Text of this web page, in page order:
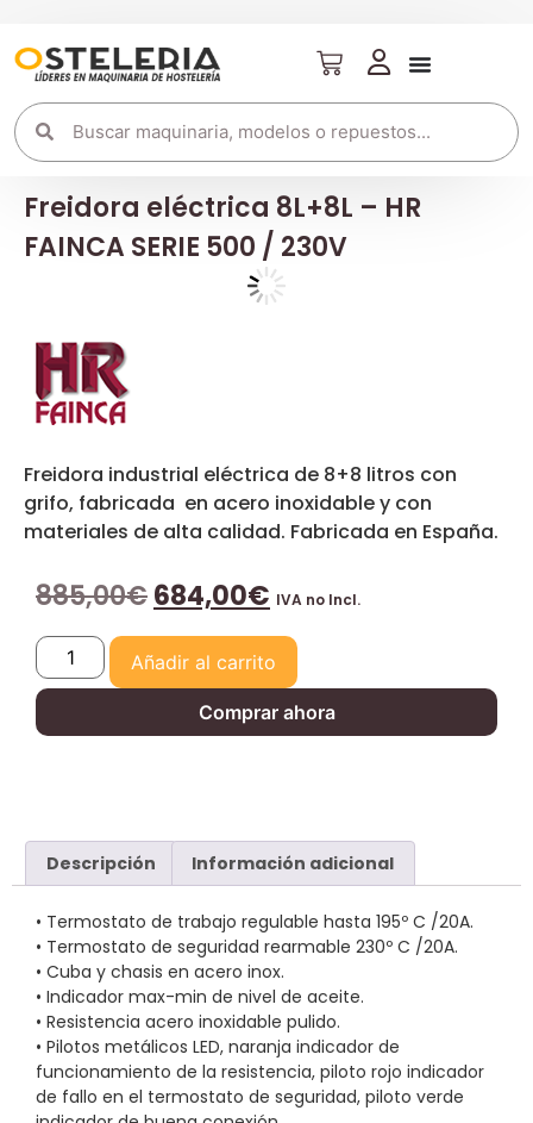
Freidora eléctrica 8L+8L – HR
FAINCA SERIE 500 / 230V
Freidora industrial eléctrica de 8+8 litros con
grifo, fabricada en acero inoxidable y con
materiales de alta calidad. Fabricada en España.
885,00€684,00€ IVA no Incl.
Añadir al carrito
Comprar ahora
Descripción Información adicional
• Termostato de trabajo regulable hasta 195º C /20A.
• Termostato de seguridad rearmable 230º C /20A.
• Cuba y chasis en acero inox.
• Indicador max-min de nivel de aceite.
• Resistencia acero inoxidable pulido.
• Pilotos metálicos LED, naranja indicador de
funcionamiento de la resistencia, piloto rojo indicador
de fallo en el termostato de seguridad, piloto verde